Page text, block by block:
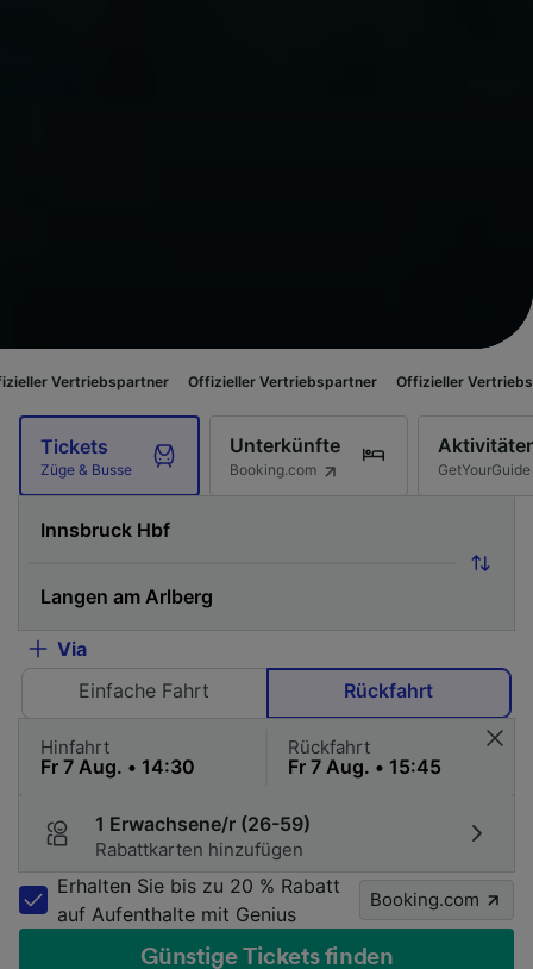
Offizieller Vertriebspartner Offizieller Vertriebspartner
Tickets
Züge & Busse
Unterkünfte
Booking.com GetYourGuide
Via
Einfache Fahrt
Rückfahrt
Hinfahrt Rückfahrt
1 Erwachsene/r (26-59)
Rabattkarten hinzufügen
Erhalten Sie bis zu 20 % Rabatt
auf Aufenthalte mit Genius
Booking.com
Günstige Tickets finden